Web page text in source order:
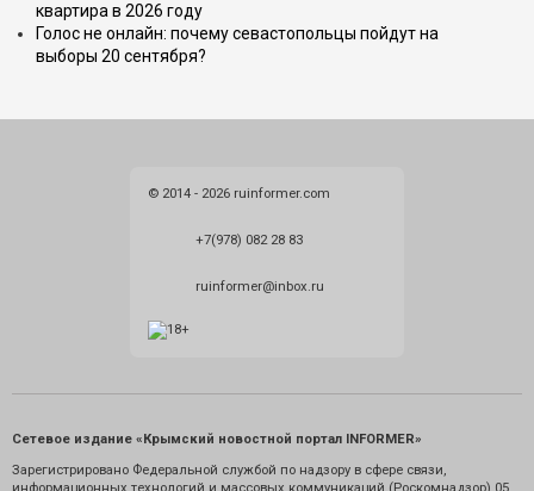
квартира в 2026 году
Голос не онлайн: почему севастопольцы пойдут на
выборы 20 сентября?
© 2014 - 2026 ruinformer.com
+7(978) 082 28 83
ruinformer@inbox.ru
Сетевое издание «Крымский новостной портал INFORMER»
Зарегистрировано Федеральной службой по надзору в сфере связи,